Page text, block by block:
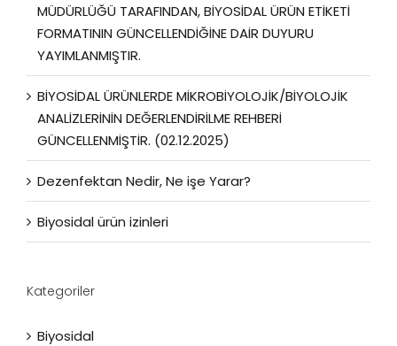
MÜDÜRLÜĞÜ TARAFINDAN, BİYOSİDAL ÜRÜN ETİKETİ
FORMATININ GÜNCELLENDİĞİNE DAİR DUYURU
YAYIMLANMIŞTIR.
BİYOSİDAL ÜRÜNLERDE MİKROBİYOLOJİK/BİYOLOJİK
ANALİZLERİNİN DEĞERLENDİRİLME REHBERİ
GÜNCELLENMİŞTİR. (02.12.2025)
Dezenfektan Nedir, Ne işe Yarar?
Biyosidal ürün izinleri
Kategoriler
Biyosidal